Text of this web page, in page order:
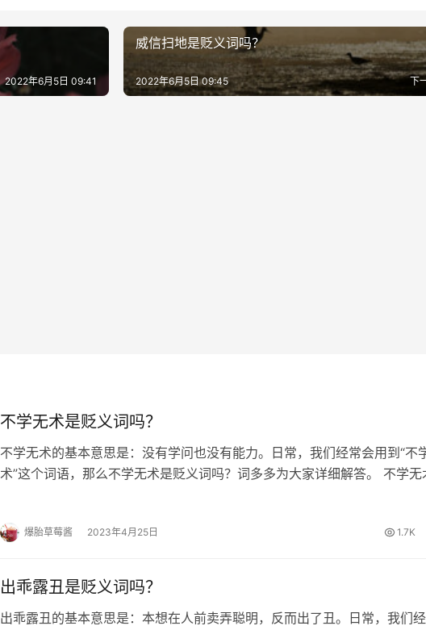
2022年6月5日 09:41
威信扫地是贬义词吗？
下
2022年6月5日 09:45
不学无术是贬义词吗？
不学无术的基本意思是：没有学问也没有能力。日常，我们经常会用到“不
术”这个词语，那么不学无术是贬义词吗？词多多为大家详细解答。 不学无
爆胎草莓酱 2023年4月25日 1.7K
出乖露丑是贬义词吗？
出乖露丑的基本意思是：本想在人前卖弄聪明，反而出了丑。日常，我们